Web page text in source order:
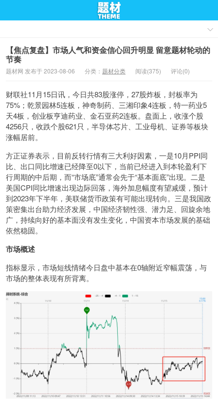
【焦点复盘】市场人气和资金信心回升明显 留意题材轮动的
节奏
题材网 发布于 2023-08-06 分类： 题材分类 阅读(375) 评论(0)
财联社11月15日讯，今日共83股涨停，27股炸板，封板率为
75%；乾景园林5连板，神奇制药、三湘印象4连板，特一药业5
天4板，创业板亨迪药业、金石亚药2连板。盘面上，收涨个股
4256只，收跌个股621只，半导体芯片、工业母机、证券等板块
涨幅居前。
方正证券表示，目前反转行情有三大利好因素，一是10月PPI同
比、出口同比增速已经降至0以下，当前已经进入到本轮盈利下
行周期的中后期，而“市场底”通常会先于“基本面底”出现。二是
美国CPI同比增速出现边际回落，海外加息幅度有望减缓，预计
到2023年下半年，美联储货币政策有可能出现转向。三是我国政
策密集出台助力经济发展，中国经济韧性强、潜力足、回旋余地
广，持续向好的基本面没有发生变化，中国资本市场发展的基础
依然稳固。
市场概述
指标显示，市场短线情绪今日盘中基本在0轴附近窄幅震荡，与
市场的整体表现有所背离。